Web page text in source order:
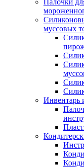
Палочки
муссовых
Инвентарь